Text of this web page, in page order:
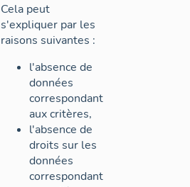
Cela peut
s'expliquer par les
raisons suivantes :
l'absence de
données
correspondant
aux critères,
l'absence de
droits sur les
données
correspondant